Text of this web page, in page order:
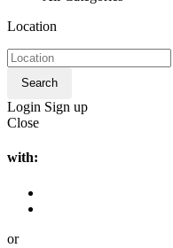
Location
Search
Login Sign up
Close
with:
or